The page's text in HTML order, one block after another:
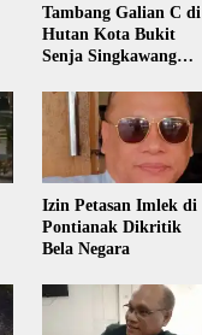
Tambang Galian C di
Hutan Kota Bukit
Senja Singkawang
Izin Petasan Imlek di
Pontianak Dikritik
Bela Negara